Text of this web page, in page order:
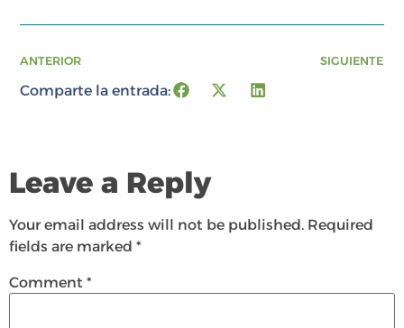
ANTERIOR SIGUIENTE
Comparte la entrada:
Leave a Reply
Your email address will not be published. Required
fields are marked *
Comment *